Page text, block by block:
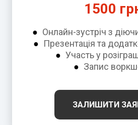
1500
● Онлайн-зустріч з
● Презентація та
● Участь у
● Запис
ЗАЛИШИТИ